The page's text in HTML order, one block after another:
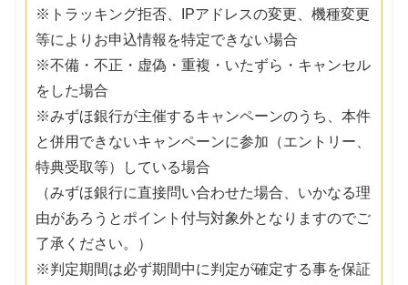
※トラッキング拒否、IPアドレスの変更、機種変更
等によりお申込情報を特定できない場合
※不備・不正・虚偽・重複・いたずら・キャンセル
をした場合
※みずほ銀行が主催するキャンペーンのうち、本件
と併用できないキャンペーンに参加（エントリー、
特典受取等）している場合
（みずほ銀行に直接問い合わせた場合、いかなる理
由があろうとポイント付与対象外となりますのでご
了承ください。）
※判定期間は必ず期間中に判定が確定する事を保証